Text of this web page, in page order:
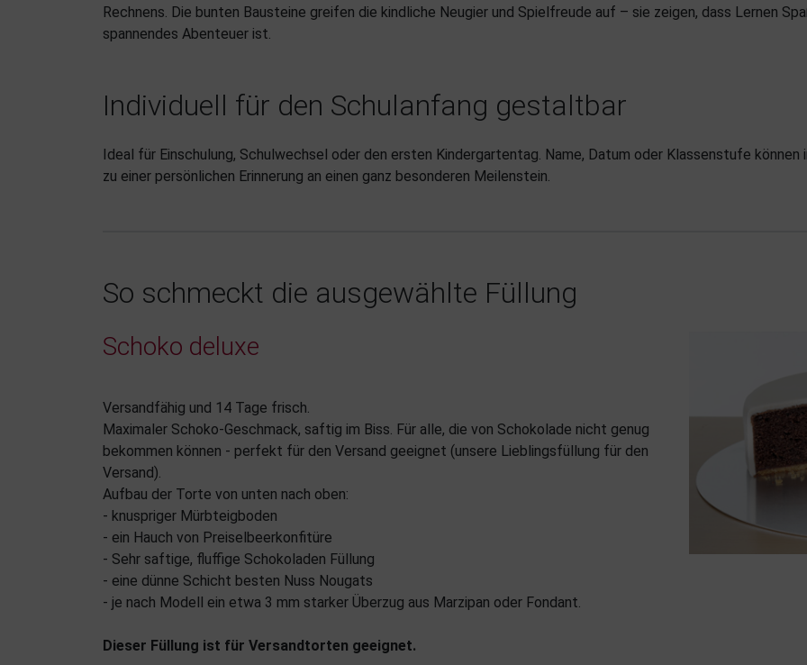
Rechnens. Die bunten Bausteine greifen die kindliche Neugier und Spielfreude auf – sie zeigen, dass Lernen
spannendes Abenteuer ist.
Individuell für den Schulanfang gestaltbar
Ideal für Einschulung, Schulwechsel oder den ersten Kindergartentag. Name, Datum oder Klassenstufe
zu einer persönlichen Erinnerung an einen ganz besonderen Meilenstein.
So schmeckt die ausgewählte Füllung
Schoko deluxe
Versandfähig und 14 Tage frisch.
Maximaler Schoko-Geschmack, saftig im Biss. Für alle, die von Schokolade nicht genug
bekommen können - perfekt für den Versand geeignet (unsere Lieblingsfüllung für den
Versand).
Aufbau der Torte von unten nach oben:
- knuspriger Mürbteigboden
- ein Hauch von Preiselbeerkonfitüre
- Sehr saftige, fluffige Schokoladen Füllung
- eine dünne Schicht besten Nuss Nougats
- je nach Modell ein etwa 3 mm starker Überzug aus Marzipan oder Fondant.
Dieser Füllung ist für Versandtorten geeignet.